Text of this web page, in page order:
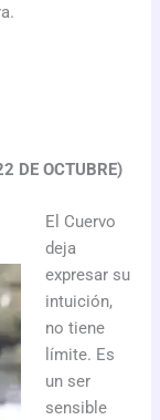
DE OCTUBRE)
El Cuervo
deja
expresar su
intuición,
no tiene
límite. Es
un ser
sensible